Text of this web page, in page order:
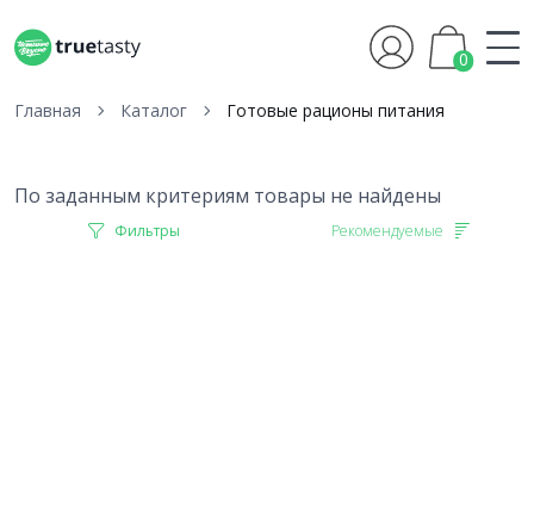
0
Главная Каталог Готовые рационы питания
По заданным критериям товары не найдены
Фильтры Рекомендуемые